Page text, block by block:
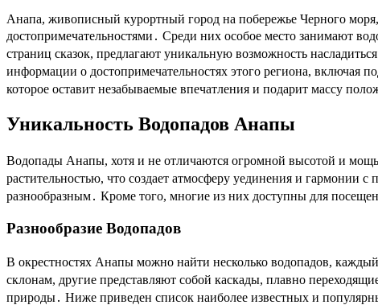
Анапа, живописный курортный город на побережье Черного моря, славится не только своими песчаными пляжами и ласковым солнцем, но и удивительными природными
достопримечательностями․ Среди них особое место занимают
страниц сказок, предлагают уникальную возможность
информации о достопримечательностях этого региона,
которое оставит незабываемые впечатления и подарит массу
Уникальность Водопадов Анапы
Водопады Анапы, хотя и не отличаются огромной высотой и
растительностью, что создает атмосферу уединения и
разнообразным․ Кроме того, многие из них доступны для
Разнообразие Водопадов
В окрестностях Анапы можно найти несколько водопадов,
склонам, другие представляют собой каскады, плавно
природы․ Ниже приведен список наиболее известных и